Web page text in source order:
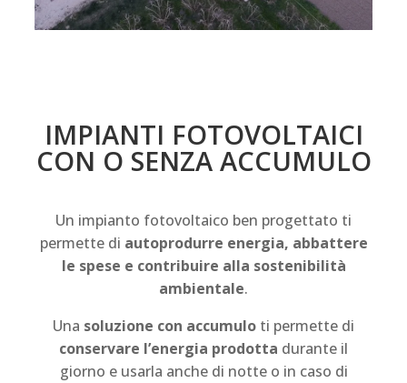
IMPIANTI FOTOVOLTAICI
CON O SENZA ACCUMULO
Un impianto fotovoltaico ben progettato ti
permette di autoprodurre energia, abbattere
le spese e contribuire alla sostenibilità
ambientale.
Una soluzione con accumulo ti permette di
conservare l’energia prodotta durante il
giorno e usarla anche di notte o in caso di